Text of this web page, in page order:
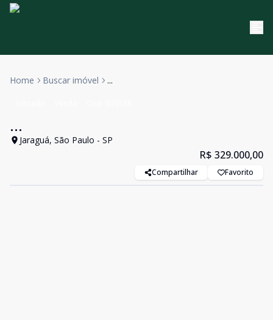
Home Buscar imóvel ...
...
Jaraguá, São Paulo - SP
R$ 329.000,00
Compartilhar Favorito